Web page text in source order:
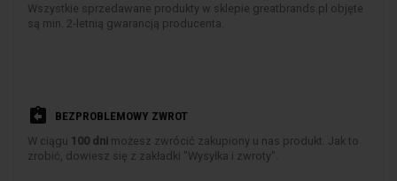
Wszystkie sprzedawane produkty w sklepie greatbrands.pl objęte
są min. 2-letnią gwarancją producenta.
assignment_return BEZPROBLEMOWY ZWROT
W ciągu 100 dni możesz zwrócić zakupiony u nas produkt. Jak to
zrobić, dowiesz się z zakładki "Wysyłka i zwroty".